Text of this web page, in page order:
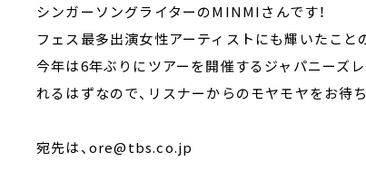
シンガーソングライターのMINMIさんです！
フェス最多出演女性アーティストにも輝いたこと
今年は6年ぶりにツアーを開催するジャパニーズ
れるはずなので、リスナーからのモヤモヤをお待
宛先は、ore@tbs.co.jp